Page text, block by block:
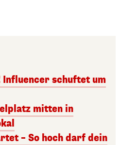
Influencer schuftet um
mitten in
– So hoch darf dein